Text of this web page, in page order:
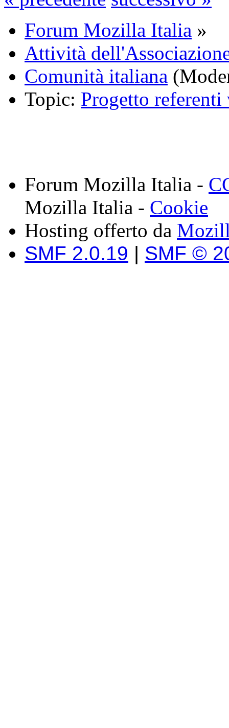
Forum Mozilla Italia »
Attività
Comunità italiana
Topic: Progetto
Forum Mozilla Italia -
Mozilla Italia - Cookie
Hosting offerto da
SMF 2.0.19 | SMF ©